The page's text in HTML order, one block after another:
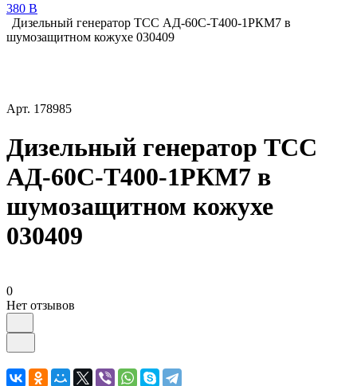
380 В
Дизельный генератор ТСС АД-60С-Т400-1РКМ7 в
шумозащитном кожухе 030409
Арт. 178985
Дизельный генератор ТСС
АД-60С-Т400-1РКМ7 в
шумозащитном кожухе
030409
0
Нет отзывов